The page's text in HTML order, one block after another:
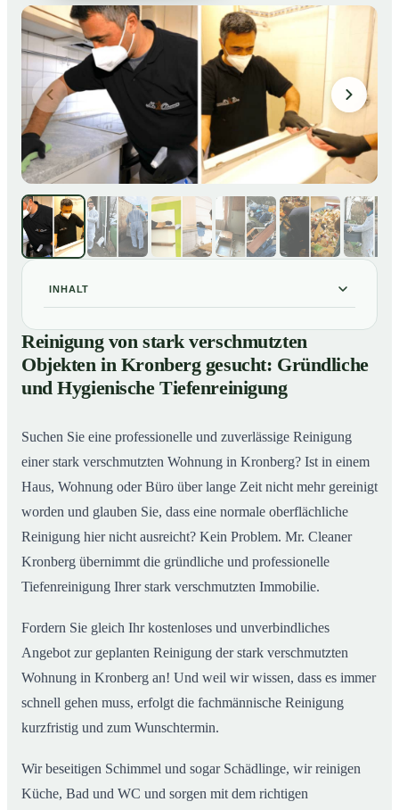
INHALT
01Reinigung von stark verschmutzten Objekten in
Kronberg gesucht: Gründliche und Hygienische
Tiefenreinigung
02So reinigen unsere Profis stark verschmutzte
Reinigung von stark verschmutzten
Objekten in Kronberg gesucht: Gründliche
und Hygienische Tiefenreinigung
Suchen Sie eine professionelle und zuverlässige Reinigung
einer stark verschmutzten Wohnung in Kronberg? Ist in einem
Haus, Wohnung oder Büro über lange Zeit nicht mehr gereinigt
worden und glauben Sie, dass eine normale oberflächliche
Reinigung hier nicht ausreicht? Kein Problem. Mr. Cleaner
Kronberg übernimmt die gründliche und professionelle
Tiefenreinigung Ihrer stark verschmutzten Immobilie.
Fordern Sie gleich Ihr kostenloses und unverbindliches
Angebot zur geplanten Reinigung der stark verschmutzten
Wohnung in Kronberg an! Und weil wir wissen, dass es immer
schnell gehen muss, erfolgt die fachmännische Reinigung
kurzfristig und zum Wunschtermin.
Wir beseitigen Schimmel und sogar Schädlinge, wir reinigen
Küche, Bad und WC und sorgen mit dem richtigen